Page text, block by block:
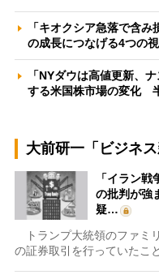
「キオクシア急落で含
の成長につなげる4つ
「NYダウは高値更新、
する米国株市場の変化
大前研一「ビジネ
「イラン
の批判が強
疑…
トランプ大統領のファミ
の証券取引を行っていたこ